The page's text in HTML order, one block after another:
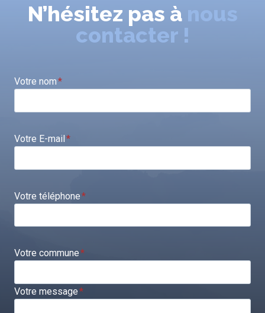
N’hésitez pas à nous
contacter !
Votre nom*
Votre E-mail*
Votre téléphone*
Votre commune*
Votre message*